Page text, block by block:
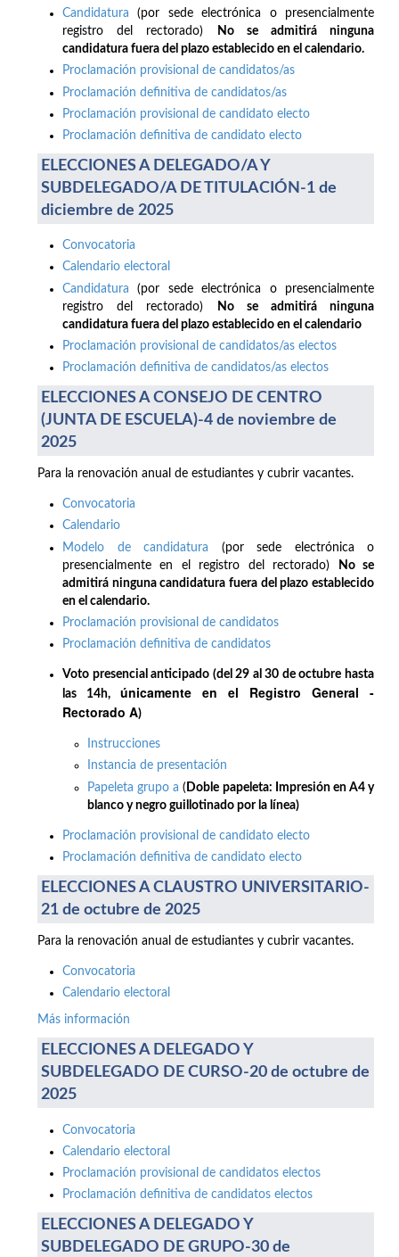
Candidatura (por sede electrónica o presencialmente
registro del rectorado)
No se admitirá ninguna
candidatura fuera del plazo establecido en el calendario.
Proclamación provisional de candidatos/as
Proclamación definitiva de candidatos/as
Proclamación provisional de candidato electo
Proclamación definitiva de candidato electo
ELECCIONES A DELEGADO/A Y
SUBDELEGADO/A DE TITULACIÓN-1 de
diciembre de 2025
Convocatoria
Calendario electoral
Candidatura (por sede electrónica o presencialmente
registro del rectorado)
No se admitirá ninguna
candidatura fuera del plazo establecido en el calendario
Proclamación provisional de candidatos/as electos
Proclamación definitiva de candidatos/as electos
ELECCIONES A CONSEJO DE CENTRO
(JUNTA DE ESCUELA)-4 de noviembre de
2025
Para la renovación anual de estudiantes y cubrir vacantes.
Convocatoria
Calendario
Modelo de candidatura (por sede electrónica o
presencialmente en el registro del rectorado)
No se
admitirá ninguna candidatura fuera del plazo establecido
en el calendario.
Proclamación provisional de candidatos
Proclamación definitiva de candidatos
Voto presencial anticipado (del 29 al 30 de octubre hasta
las 14h, únicamente en el Registro General -
Rectorado A)
Instrucciones
Instancia de presentación
Papeleta grupo a( Doble papeleta: Impresión en A4 y
blanco y negro guillotinado por la línea)
Proclamación provisional de candidato electo
Proclamación definitiva de candidato electo
ELECCIONES A CLAUSTRO UNIVERSITARIO-
21 de octubre de 2025
Para la renovación anual de estudiantes y cubrir vacantes.
Convocatoria
Calendario electoral
Más información
ELECCIONES A DELEGADO Y
SUBDELEGADO DE CURSO-20 de octubre de
2025
Convocatoria
Calendario electoral
Proclamación provisional de candidatos electos
Proclamación definitiva de candidatos electos
ELECCIONES A DELEGADO Y
SUBDELEGADO DE GRUPO-30 de